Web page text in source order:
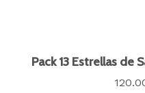
Pack 13 Estrellas de